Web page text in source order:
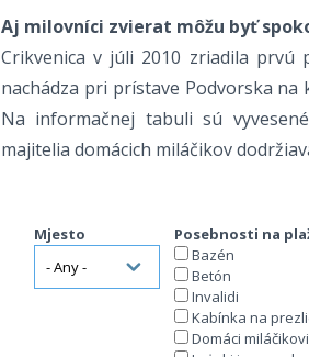
Aj milovníci zvierat môžu byť
Crikvenica v júli 2010 zriadila prvú
nachádza pri prístave Podvorska na
Na informačnej tabuli sú
majitelia domácich miláčikov
Mjesto
Posebnosti na
Bazén
Betón
Invalidi
Kabínka na
Domáci